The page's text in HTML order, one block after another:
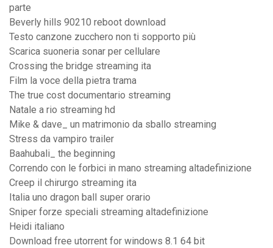
parte
Beverly hills 90210 reboot download
Testo canzone zucchero non ti sopporto più
Scarica suoneria sonar per cellulare
Crossing the bridge streaming ita
Film la voce della pietra trama
The true cost documentario streaming
Natale a rio streaming hd
Mike & dave_ un matrimonio da sballo streaming
Stress da vampiro trailer
Baahubali_ the beginning
Correndo con le forbici in mano streaming altadefinizione
Creep il chirurgo streaming ita
Italia uno dragon ball super orario
Sniper forze speciali streaming altadefinizione
Heidi italiano
Download free utorrent for windows 8.1 64 bit